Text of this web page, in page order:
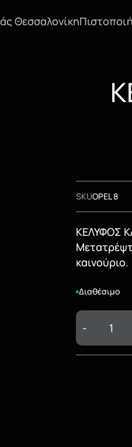
Θεσσαλονίκη
SKUOPEL 8
ΚΕΛΥΦΟΣ
καινούριο.
Διαθέσιμο
-